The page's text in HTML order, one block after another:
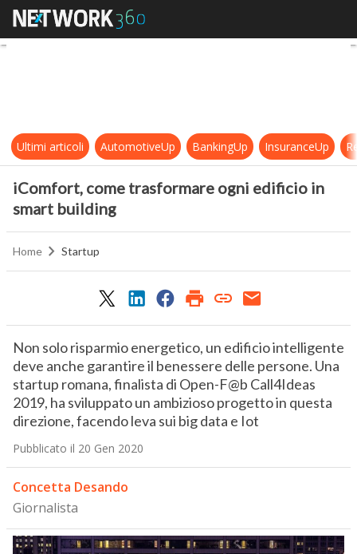
iComfort, come trasformare ogni
Ultimi articoli AutomotiveUp BankingUp InsuranceUp
iComfort, come trasformare ogni edificio in
smart building
Home Startup
Non solo risparmio energetico, un edificio intelligente
deve anche garantire il benessere delle persone. Una
startup romana, finalista di Open-F@b Call4Ideas
2019, ha sviluppato un ambizioso progetto in questa
direzione, facendo leva sui big data e Iot
Pubblicato il 20 Gen 2020
Concetta Desando
Giornalista